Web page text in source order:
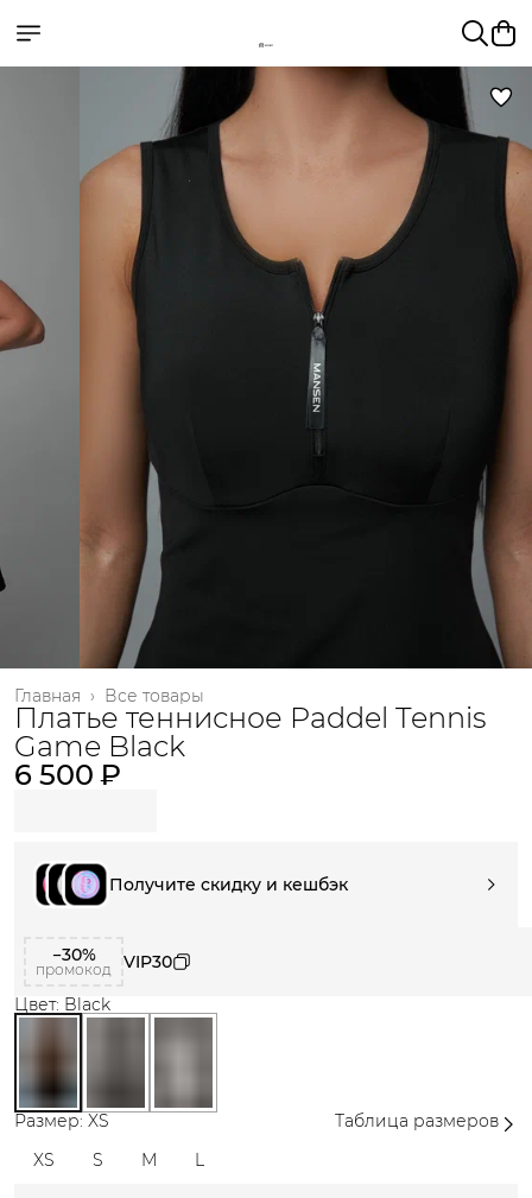
Все товары
Главная ›
Платье теннисное Paddel Tennis
Game Black
6 500 ₽
Получите скидку и кешбэк
−30%
промокод
VIP30
Цвет: Black
Размер: XS
Таблица размеров
XS
S M L